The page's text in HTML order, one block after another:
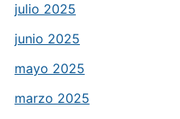
julio 2025
junio 2025
mayo 2025
marzo 2025